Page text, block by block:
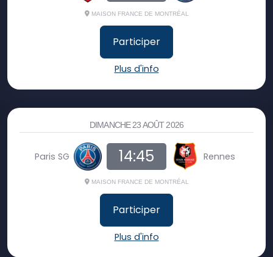
MAISON FRANCE DE MONTRÉAL
Participer
Plus d'info
DIMANCHE 23 AOÛT 2026
Paris SG 14:45 Rennes
MAISON FRANCE DE MONTRÉAL
Participer
Plus d'info